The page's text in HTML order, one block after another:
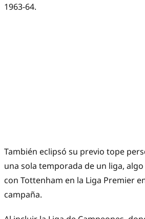
1963-64.
También eclipsó su previo tope
una sola temporada de un liga,
con Tottenham en la Liga Premier
campaña.